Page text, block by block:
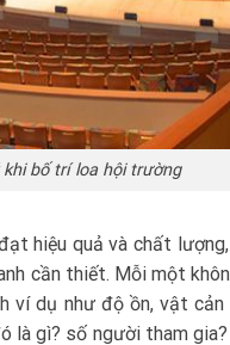
bố trí loa hội trường
hiệu quả và chất
cần thiết. Mỗi một
ví dụ như độ ồn, vật
gì? số người tham